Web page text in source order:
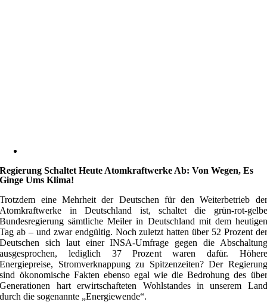
Regierung Schaltet Heute Atomkraftwerke Ab: Von Wegen, Es
Ginge Ums Klima!
Trotzdem eine Mehrheit der Deutschen für den Weiterbetrieb der
Atomkraftwerke in Deutschland ist, schaltet die grün-rot-gelbe
Bundesregierung sämtliche Meiler in Deutschland mit dem heutigen
Tag ab – und zwar endgültig. Noch zuletzt hatten über 52 Prozent der
Deutschen sich laut einer INSA-Umfrage gegen die Abschaltung
ausgesprochen, lediglich 37 Prozent waren dafür. Höhere
Energiepreise, Stromverknappung zu Spitzenzeiten? Der Regierung
sind ökonomische Fakten ebenso egal wie die Bedrohung des über
Generationen hart erwirtschafteten Wohlstandes in unserem Land
durch die sogenannte „Energiewende“.